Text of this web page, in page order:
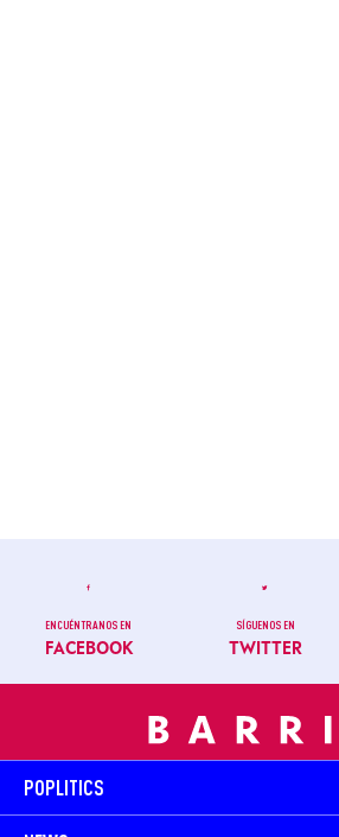
ENCUÉNTRANOS EN
FACEBOOK
SÍGUENOS EN
TWITTER
POPLITICS